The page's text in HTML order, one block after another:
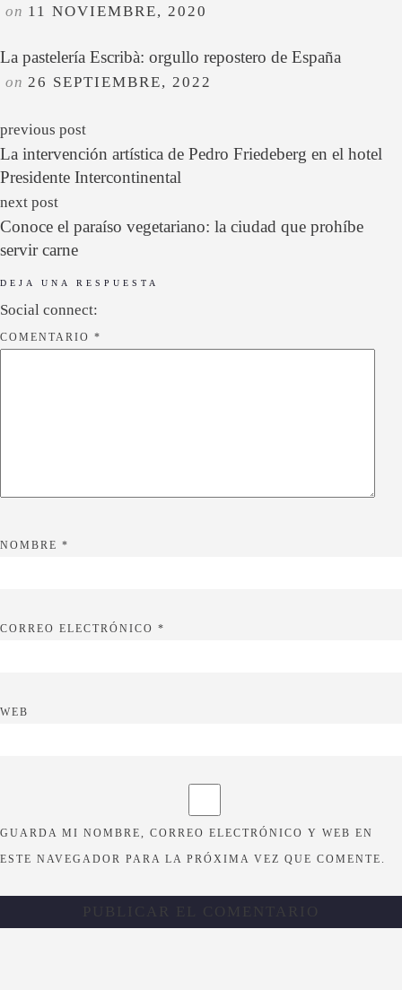
on 11 NOVIEMBRE, 2020
La pastelería Escribà: orgullo repostero de España
on 26 SEPTIEMBRE, 2022
previous post
La intervención artística de Pedro Friedeberg en el hotel
Presidente Intercontinental
next post
Conoce el paraíso vegetariano: la ciudad que prohíbe
servir carne
DEJA UNA RESPUESTA
Social connect:
COMENTARIO *
NOMBRE *
CORREO ELECTRÓNICO *
WEB
GUARDA MI NOMBRE, CORREO ELECTRÓNICO Y WEB EN
ESTE NAVEGADOR PARA LA PRÓXIMA VEZ QUE COMENTE.